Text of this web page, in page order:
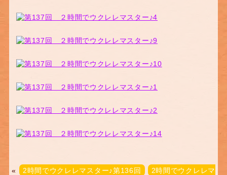
« 2時間でウクレレマスター♪第136回
2時間でウクレレマ